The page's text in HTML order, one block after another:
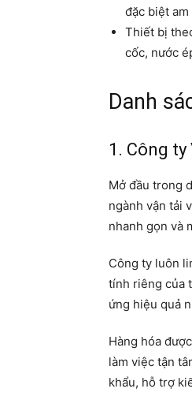
đặc biệt
Thiết bị
cốc, nước
Danh
1. Công ty
Mở đầu trong
ngành vận tải
nhanh gọn và
Công ty luôn
tính riêng của
ứng hiệu quả
Hàng hóa
làm việc tận
khẩu, hỗ trợ